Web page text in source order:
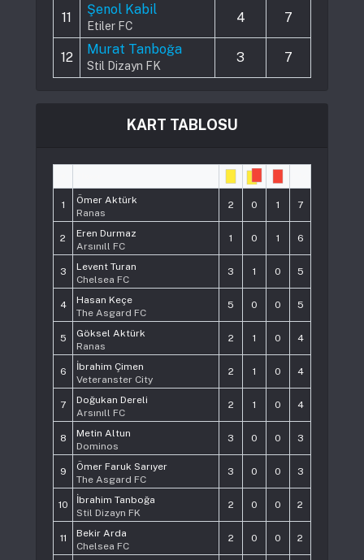
11
Şenol Kabil
Etiler FC
4 7
12
Murat Tanboğa
Stil Dizayn FK
3 7
KART TABLOSU
1
Ömer Aktürk
Ranas
2 0 1 7
2
Eren Durmaz
Arsınıll FC
1 0 1 6
3
Levent Turan
Chelsea FC
3 1 0 5
4
Hasan Keçe
The Asgard FC
5 0 0 5
5
Göksel Aktürk
Ranas
2 1 0 4
6
İbrahim Çimen
Veteranster City
2 1 0 4
7
Doğukan Dereli
Arsınıll FC
2 1 0 4
8
Metin Altun
Dominos
3 0 0 3
9
Ömer Faruk Sarıyer
The Asgard FC
3 0 0 3
10
İbrahim Tanboğa
Stil Dizayn FK
2 0 0 2
11
Bekir Arda
Chelsea FC
2 0 0 2